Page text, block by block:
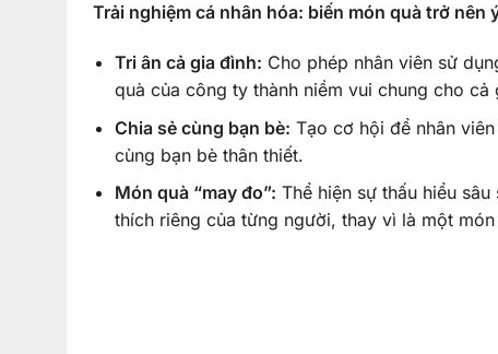
Trải nghiệm cá nhân hóa: biến món quà trở nên
Tri ân cả gia đình: Cho phép nhân viên sử
quà của công ty thành niềm vui chung cho cả
Chia sẻ cùng bạn bè: Tạo cơ hội để nhân
cùng bạn bè thân thiết.
Món quà “may đo”: Thể hiện sự thấu hiểu
thích riêng của từng người, thay vì là một